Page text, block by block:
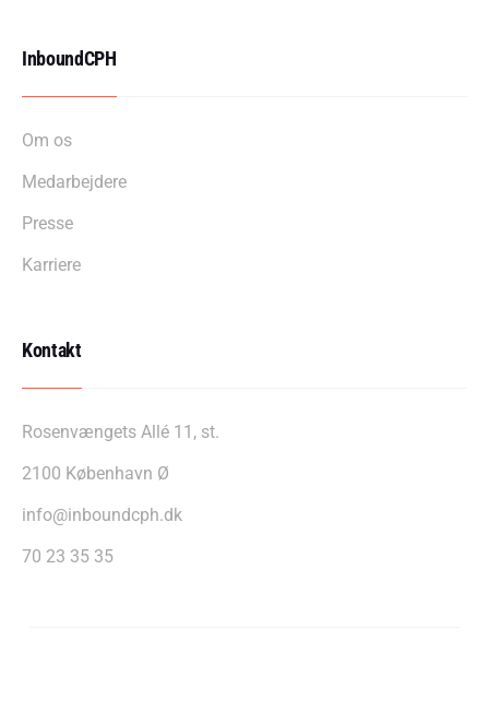
InboundCPH
Om os
Medarbejdere
Presse
Karriere
Kontakt
Rosenvængets Allé 11, st.
2100 København Ø
info@inboundcph.dk
70 23 35 35